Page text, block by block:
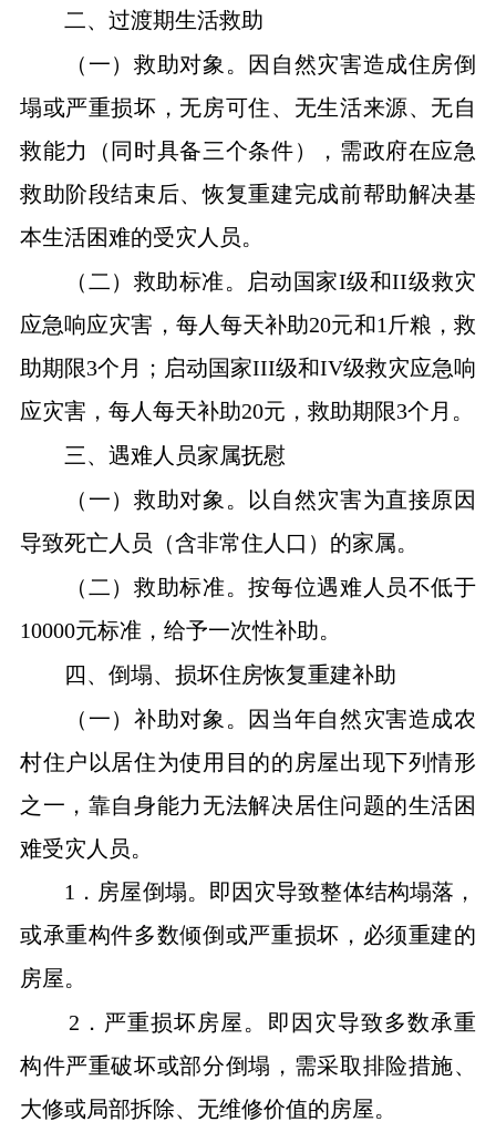
二、过渡期生活救助
（一）救助对象。因自然灾害造成住房倒
塌或严重损坏，无房可住、无生活来源、无自
救能力（同时具备三个条件），需政府在应急
救助阶段结束后、恢复重建完成前帮助解决基
本生活困难的受灾人员。
（二）救助标准。启动国家I级和II级救灾
应急响应灾害，每人每天补助20元和1斤粮，救
助期限3个月；启动国家III级和IV级救灾应急响
应灾害，每人每天补助20元，救助期限3个月。
三、遇难人员家属抚慰
（一）救助对象。以自然灾害为直接原因
导致死亡人员（含非常住人口）的家属。
（二）救助标准。按每位遇难人员不低于
10000元标准，给予一次性补助。
四、倒塌、损坏住房恢复重建补助
（一）补助对象。因当年自然灾害造成农
村住户以居住为使用目的的房屋出现下列情形
之一，靠自身能力无法解决居住问题的生活困
难受灾人员。
1．房屋倒塌。即因灾导致整体结构塌落，
或承重构件多数倾倒或严重损坏，必须重建的
房屋。
2．严重损坏房屋。即因灾导致多数承重
构件严重破坏或部分倒塌，需采取排险措施、
大修或局部拆除、无维修价值的房屋。